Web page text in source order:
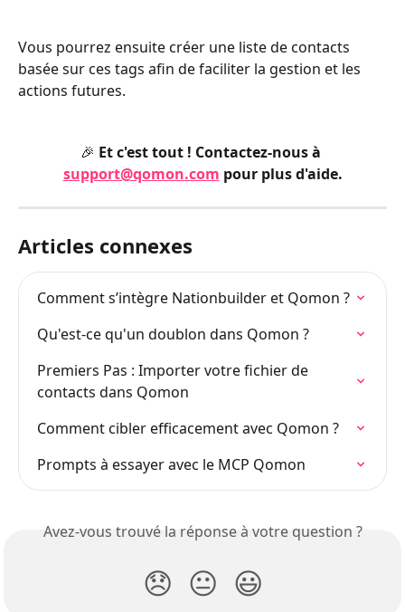
Vous pourrez ensuite créer une liste de contacts
basée sur ces tags afin de faciliter la gestion et les
actions futures.
🎉 Et c'est tout ! Contactez-nous à
support@qomon.com pour plus d'aide.
Articles connexes
Comment s’intègre Nationbuilder et Qomon ?
Qu'est-ce qu'un doublon dans Qomon ?
Premiers Pas : Importer votre fichier de
contacts dans Qomon
Comment cibler efficacement avec Qomon ?
Prompts à essayer avec le MCP Qomon
Avez-vous trouvé la réponse à votre question ?
😞 😐 😃